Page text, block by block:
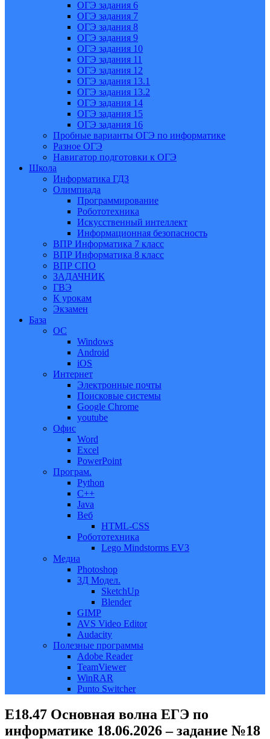
ОГЭ задания 6
ОГЭ задания 7
ОГЭ задания 8
ОГЭ задания 9
ОГЭ задания 10
ОГЭ задания 11
ОГЭ задания 12
ОГЭ задания 13.1
ОГЭ задания 13.2
ОГЭ задания 14
ОГЭ задания 15
ОГЭ задания 16
Пробные варианты ОГЭ по информатике
Разное ОГЭ
Навигатор подготовки к ОГЭ
Школа
Информатика ГДЗ
Олимпиада
Программирование
Робототехника
Искусственный интеллект
Информационная безопасность
ВПР Информатика 7 класс
ВПР Информатика 8 класс
ВПР СПО
ЗАДАЧНИК
ГВЭ
К урокам
Экзамен
База
ОС
Windows
Android
iOS
Интернет
Электронные почты
Поисковые системы
Google Chrome
youtube
Офис
Word
Excel
PowerPoint
Програм.
Python
C++
Java
Веб
HTML-CSS
Робототехника
Lego Mindstorms EV3
Медиа
Photoshop
3Д Модел.
SketchUp
Blender
GIMP
AVS Video Editor
Audacity
Полезные программы
Adobe Reader
TeamViewer
WinRAR
Punto Switcher
Е18.47 Основная волна ЕГЭ по
информатике 18.06.2026 – задание №18